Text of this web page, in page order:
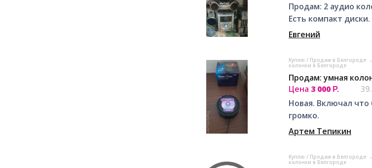
Продам: 2 аудио
Есть компакт
Евгений
Куплю / Продам в Белгороде
колонки в Белгороде
Продам: умная
Цена 3 000 Р.
Новая. Включал что
громко.
Артем Тепикин
Куплю / Продам в Белгороде
колонки в Белгороде